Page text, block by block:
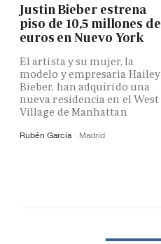
Justin Bieber estrena
piso de 10,5 millones de
euros en Nuevo York
El artista y su mujer, la
modelo y empresaria Hailey
Bieber, han adquirido una
nueva residencia en el West
Village de Manhattan
Rubén García Madrid